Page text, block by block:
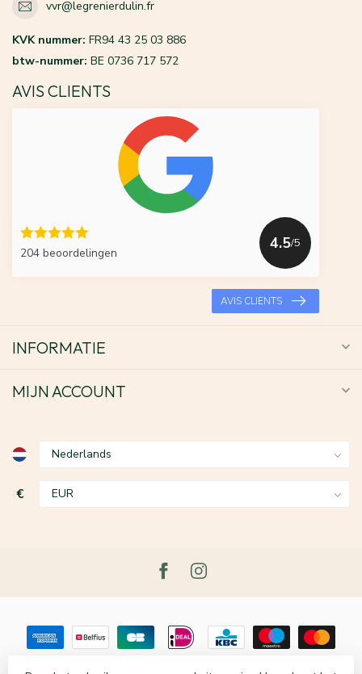
vvr@legrenierdulin.fr
KVK nummer: FR94 43 25 03 886
btw-nummer: BE 0736 717 572
AVIS CLIENTS
204 beoordelingen
4.5/5
AVIS CLIENTS
INFORMATIE
MIJN ACCOUNT
€